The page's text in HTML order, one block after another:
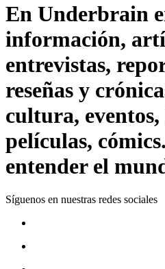
En Underbrain
información,
entrevistas,
reseñas y
cultura,
películas,
entender el
Síguenos en nuestras redes sociales